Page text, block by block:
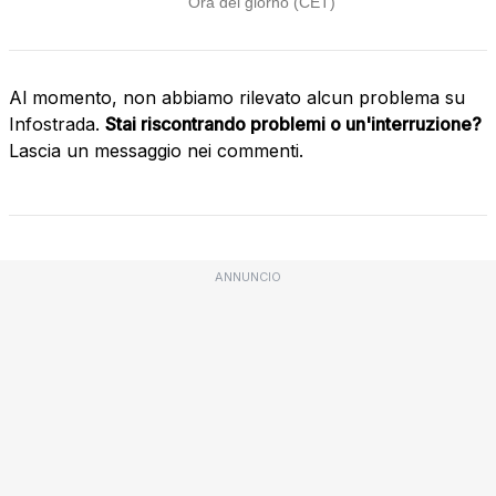
Al momento, non abbiamo rilevato alcun problema su
Infostrada. Stai riscontrando problemi o un'interruzione?
Lascia un messaggio nei commenti.
ANNUNCIO